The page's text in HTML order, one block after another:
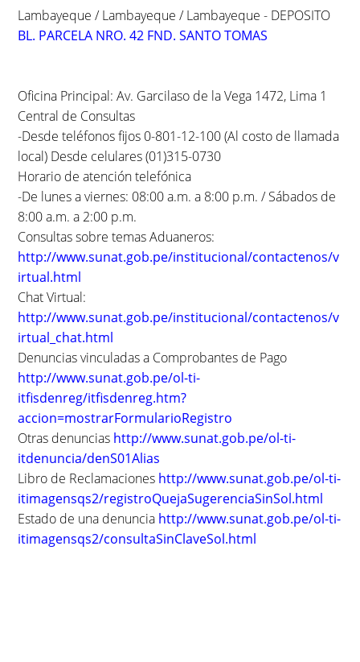
Lambayeque / Lambayeque / Lambayeque - DEPOSITO
BL. PARCELA NRO. 42 FND. SANTO TOMAS
Oficina Principal: Av. Garcilaso de la Vega 1472, Lima 1
Central de Consultas
-Desde teléfonos fijos 0-801-12-100 (Al costo de llamada
local) Desde celulares (01)315-0730
Horario de atención telefónica
-De lunes a viernes: 08:00 a.m. a 8:00 p.m. / Sábados de
8:00 a.m. a 2:00 p.m.
Consultas sobre temas Aduaneros:
http://www.sunat.gob.pe/institucional/contactenos/v
irtual.html
Chat Virtual:
http://www.sunat.gob.pe/institucional/contactenos/v
irtual_chat.html
Denuncias vinculadas a Comprobantes de Pago
http://www.sunat.gob.pe/ol-ti-
itfisdenreg/itfisdenreg.htm?
accion=mostrarFormularioRegistro
Otras denuncias http://www.sunat.gob.pe/ol-ti-
itdenuncia/denS01Alias
Libro de Reclamaciones http://www.sunat.gob.pe/ol-ti-
itimagensqs2/registroQuejaSugerenciaSinSol.html
Estado de una denuncia http://www.sunat.gob.pe/ol-ti-
itimagensqs2/consultaSinClaveSol.html